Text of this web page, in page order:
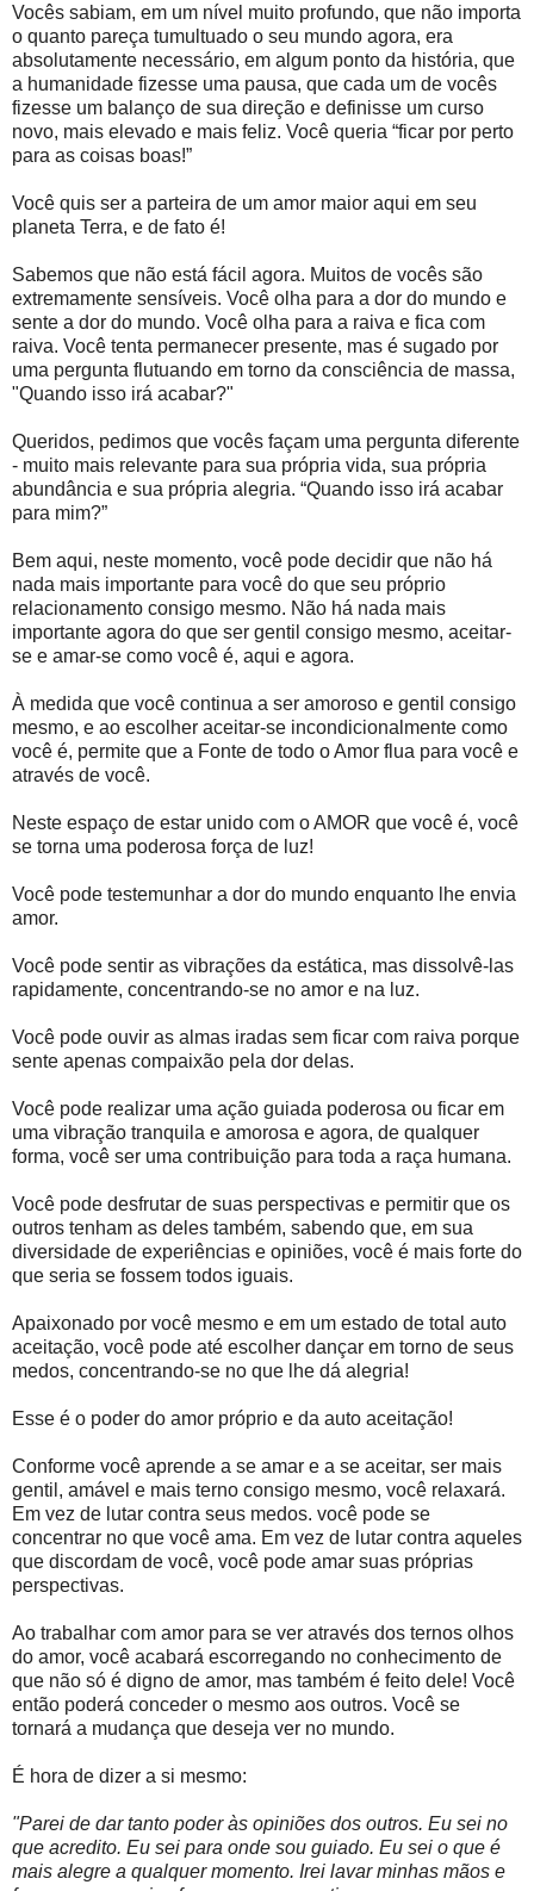
Vocês sabiam, em um nível muito profundo, que não importa
o quanto pareça tumultuado o seu mundo agora, era
absolutamente necessário, em algum ponto da história, que
a humanidade fizesse uma pausa, que cada um de vocês
fizesse um balanço de sua direção e definisse um curso
novo, mais elevado e mais feliz. Você queria “ficar por perto
para as coisas boas!”
Você quis ser a parteira de um amor maior aqui em seu
planeta Terra, e de fato é!
Sabemos que não está fácil agora. Muitos de vocês são
extremamente sensíveis. Você olha para a dor do mundo e
sente a dor do mundo. Você olha para a raiva e fica com
raiva. Você tenta permanecer presente, mas é sugado por
uma pergunta flutuando em torno da consciência de massa,
"Quando isso irá acabar?"
Queridos, pedimos que vocês façam uma pergunta diferente
- muito mais relevante para sua própria vida, sua própria
abundância e sua própria alegria. “Quando isso irá acabar
para mim?”
Bem aqui, neste momento, você pode decidir que não há
nada mais importante para você do que seu próprio
relacionamento consigo mesmo. Não há nada mais
importante agora do que ser gentil consigo mesmo, aceitar-
se e amar-se como você é, aqui e agora.
À medida que você continua a ser amoroso e gentil consigo
mesmo, e ao escolher aceitar-se incondicionalmente como
você é, permite que a Fonte de todo o Amor flua para você e
através de você.
Neste espaço de estar unido com o AMOR que você é, você
se torna uma poderosa força de luz!
Você pode testemunhar a dor do mundo enquanto lhe envia
amor.
Você pode sentir as vibrações da estática, mas dissolvê-las
rapidamente, concentrando-se no amor e na luz.
Você pode ouvir as almas iradas sem ficar com raiva porque
sente apenas compaixão pela dor delas.
Você pode realizar uma ação guiada poderosa ou ficar em
uma vibração tranquila e amorosa e agora, de qualquer
forma, você ser uma contribuição para toda a raça humana.
Você pode desfrutar de suas perspectivas e permitir que os
outros tenham as deles também, sabendo que, em sua
diversidade de experiências e opiniões, você é mais forte do
que seria se fossem todos iguais.
Apaixonado por você mesmo e em um estado de total auto
aceitação, você pode até escolher dançar em torno de seus
medos, concentrando-se no que lhe dá alegria!
Esse é o poder do amor próprio e da auto aceitação!
Conforme você aprende a se amar e a se aceitar, ser mais
gentil, amável e mais terno consigo mesmo, você relaxará.
Em vez de lutar contra seus medos. você pode se
concentrar no que você ama. Em vez de lutar contra aqueles
que discordam de você, você pode amar suas próprias
perspectivas.
Ao trabalhar com amor para se ver através dos ternos olhos
do amor, você acabará escorregando no conhecimento de
que não só é digno de amor, mas também é feito dele! Você
então poderá conceder o mesmo aos outros. Você se
tornará a mudança que deseja ver no mundo.
É hora de dizer a si mesmo:
"Parei de dar tanto poder às opiniões dos outros. Eu sei no
que acredito. Eu sei para onde sou guiado. Eu sei o que é
mais alegre a qualquer momento. Irei lavar minhas mãos e